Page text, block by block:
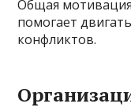
Общая
помогает
конфликтов.